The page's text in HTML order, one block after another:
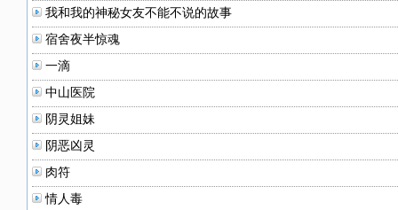
我和我的神秘女友不能不说的故事
宿舍夜半惊魂
一滴
中山医院
阴灵姐妹
阴恶凶灵
肉符
情人毒